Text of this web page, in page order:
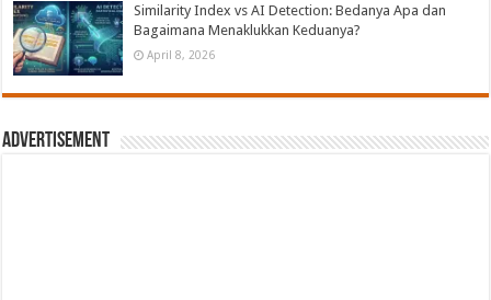
Similarity Index vs AI Detection: Bedanya Apa dan
Bagaimana Menaklukkan Keduanya?
April 8, 2026
Advertisement